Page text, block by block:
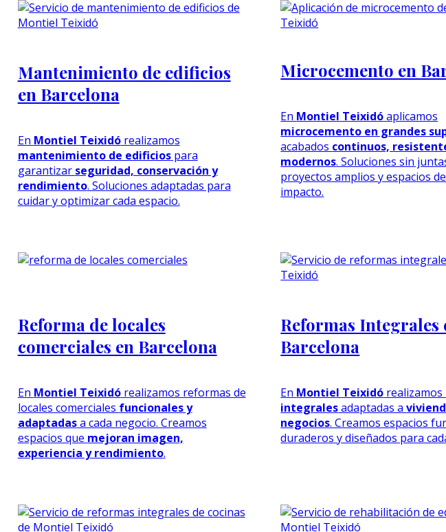
Mantenimiento de edificios
en Barcelona
En Montiel Teixidórealizamos
mantenimiento de edificiospara
garantizar seguridad, conservación y
rendimiento. Soluciones adaptadas para
cuidar y optimizar cada espacio.
Microcemento en
En Montiel Teixidóaplicamos
microcemento en grandes
acabados continuos,
modernos. Soluciones sin
proyectos amplios y espacios
impacto.
Reforma de locales
comerciales en Barcelona
En Montiel Teixidórealizamos reformas de
locales comerciales funcionales y
adaptadasa cada negocio. Creamos
espacios que mejoran imagen,
experiencia y rendimiento.
Reformas Integrales
Barcelona
En Montiel Teixidó realizamos
integralesadaptadas a
negocios. Creamos espacios
duraderos y diseñados para